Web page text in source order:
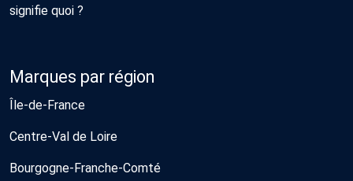
signifie quoi ?
Marques par région
Île-de-France
Centre-Val de Loire
Bourgogne-Franche-Comté